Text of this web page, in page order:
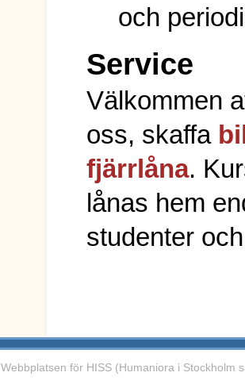
och
Service
Välkommen
oss, skaffa
fjärrlåna.
lånas hem
studenter
Webbplatsen för HISS (Humaniora i Stockholm